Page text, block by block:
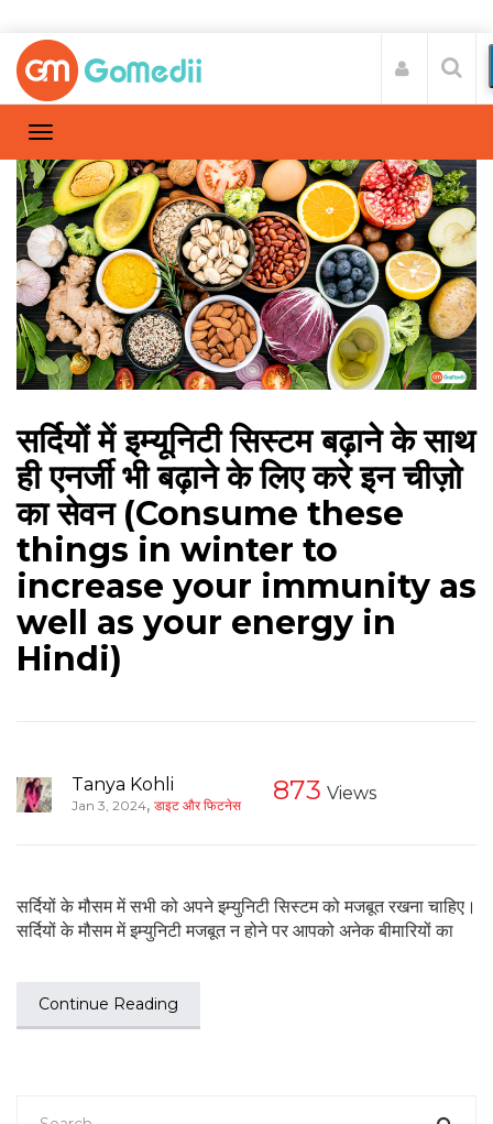
सर्दियों में इम्यूनिटी सिस्टम बढ़ाने के साथ
ही एनर्जी भी बढ़ाने के लिए करे इन चीज़ो
का सेवन (Consume these
things in winter to
increase your immunity as
well as your energy in
Hindi)
Tanya Kohli
Jan 3, 2024, डाइट और फिटनेस 873 Views
सर्दियों के मौसम में सभी को अपने इम्युनिटी सिस्टम को मजबूत रखना चाहिए।
सर्दियों के मौसम में इम्युनिटी मजबूत न होने पर आपको अनेक बीमारियों का
Continue Reading